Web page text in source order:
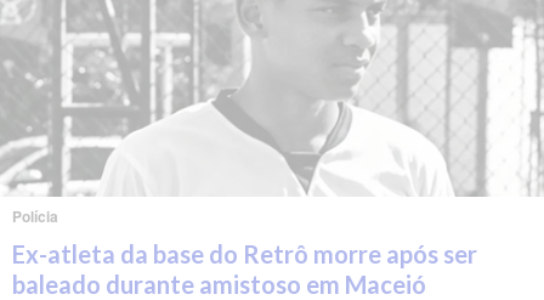
Polícia
Ex-atleta da base do Retrô morre após ser
baleado durante amistoso em Maceió